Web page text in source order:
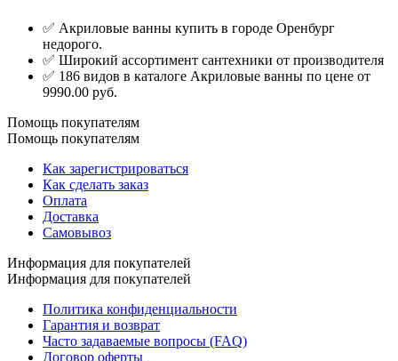
✅ Акриловые ванны купить в городе Оренбург
недорого.
✅ Широкий ассортимент сантехники от производителя
✅ 186 видов в каталоге Акриловые ванны по цене от
9990.00 руб.
Помощь покупателям
Помощь покупателям
Как зарегистрироваться
Как сделать заказ
Оплата
Доставка
Самовывоз
Информация для покупателей
Информация для покупателей
Политика конфиденциальности
Гарантия и возврат
Часто задаваемые вопросы (FAQ)
Договор оферты